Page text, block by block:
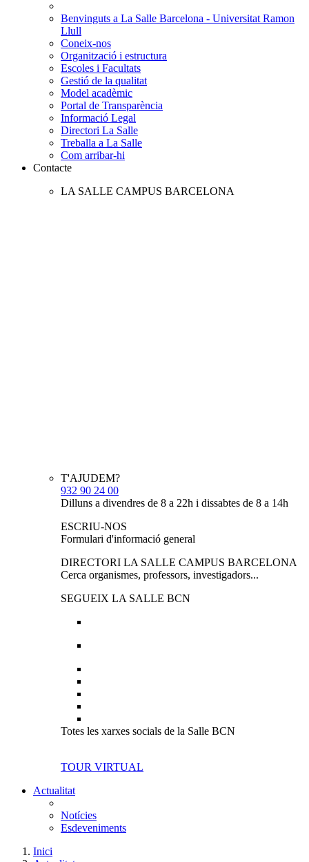
Benvinguts a La Salle Barcelona - Universitat Ramon
Llull
Coneix-nos
Organització i estructura
Escoles i Facultats
Gestió de la qualitat
Model acadèmic
Portal de Transparència
Informació Legal
Directori La Salle
Treballa a La Salle
Com arribar-hi
Contacte
LA SALLE CAMPUS BARCELONA
T'AJUDEM?
932 90 24 00
Dilluns a divendres de 8 a 22h i dissabtes de 8 a 14h
ESCRIU-NOS
Formulari d'informació general
DIRECTORI LA SALLE CAMPUS BARCELONA
Cerca organismes, professors, investigadors...
SEGUEIX LA SALLE BCN
Totes les xarxes socials de la Salle BCN
TOUR VIRTUAL
Actualitat
Notícies
Esdeveniments
Inici